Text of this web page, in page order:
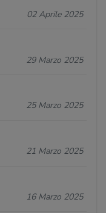
02 Aprile 2025
29 Marzo 2025
25 Marzo 2025
21 Marzo 2025
16 Marzo 2025